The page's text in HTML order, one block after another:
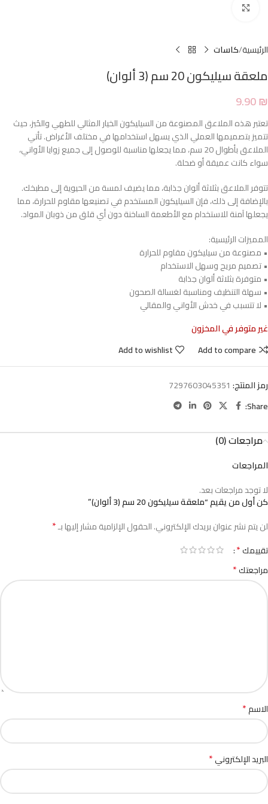
الرئيسية كاسات
ملعقة سيليكون 20 سم (3 ألوان)
9.90₪
تعتبر هذه الملاعق المصنوعة من السيليكون الخيار المثالي للطهي والخَبز، حيث
تتميز بتصميمها العملي الذي يسهل استخدامها في مختلف الأغراض. تأتي
الملاعق بأطوال 20 سم، مما يجعلها مناسبة للوصول إلى جميع زوايا الأواني،
سواء كانت عميقة أو ضحلة.
تتوفر الملاعق بثلاثة ألوان جذابة، مما يضيف لمسة من الحيوية إلى مطبخك.
بالإضافة إلى ذلك، فإن السيليكون المستخدم في تصنيعها مقاوم للحرارة، مما
يجعلها آمنة للاستخدام مع الأطعمة الساخنة دون أي قلق من ذوبان المواد.
المميزات الرئيسية:
• مصنوعة من سيليكون مقاوم للحرارة
• تصميم مريح وسهل الاستخدام
• متوفرة بثلاثة ألوان جذابة
• سهلة التنظيف ومناسبة لغسالة الصحون
• لا تتسبب في خدش الأواني والمقالي
غير متوفر في المخزون
Add to compare
Add to wishlist
رمز المنتج: 7297603045351
Share:
مراجعات (0)
المراجعات
لا توجد مراجعات بعد.
كن أول من يقيم “ملعقة سيليكون 20 سم (3 ألوان)”
لن يتم نشر عنوان بريدك الإلكتروني.الحقول الإلزامية مشار إليها بـ*
تقييمك*
مراجعتك*
الاسم*
البريد الإلكتروني*